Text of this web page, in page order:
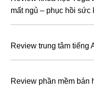
mất ngủ – phục hồi sức
Review trung tâm tiếng
Review phần mềm bán